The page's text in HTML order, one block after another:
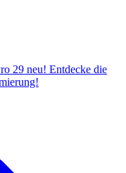
29 neu! Entdecke die